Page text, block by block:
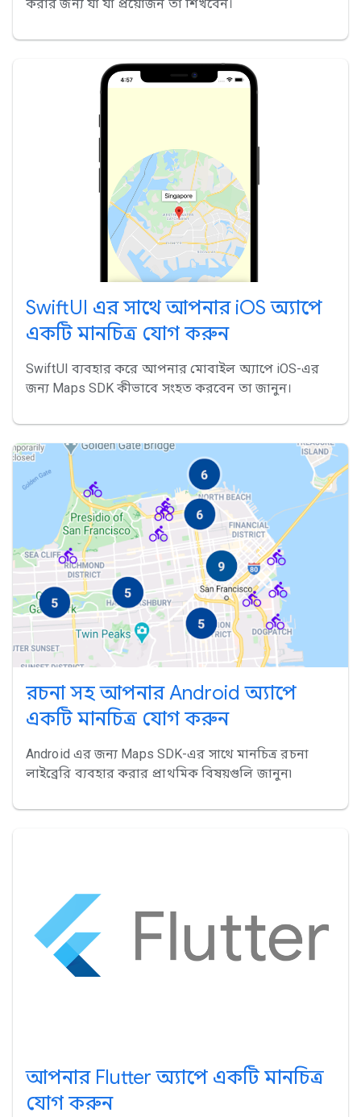
করার জন্য যা যা প্রয়োজন তা শিখবেন।
SwiftUI এর সাথে আপনার iOS অ্যাপে
একটি মানচিত্র যোগ করুন
SwiftUI ব্যবহার করে আপনার মোবাইল অ্যাপে iOS-এর
জন্য Maps SDK কীভাবে সংহত করবেন তা জানুন।
রচনা সহ আপনার Android অ্যাপে
একটি মানচিত্র যোগ করুন
Android এর জন্য Maps SDK-এর সাথে মানচিত্র রচনা
লাইব্রেরি ব্যবহার করার প্রাথমিক বিষয়গুলি জানুন৷
আপনার Flutter অ্যাপে একটি মানচিত্র
যোগ করুন